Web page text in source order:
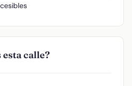
esta calle?